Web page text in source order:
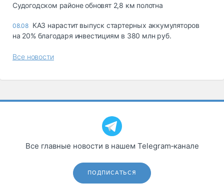
Судогодском районе обновят 2,8 км полотна
08.08 КАЗ нарастит выпуск стартерных аккумуляторов
на 20% благодаря инвестициям в 380 млн руб.
Все новости
Все главные новости в нашем Telegram‑канале
ПОДПИСАТЬСЯ